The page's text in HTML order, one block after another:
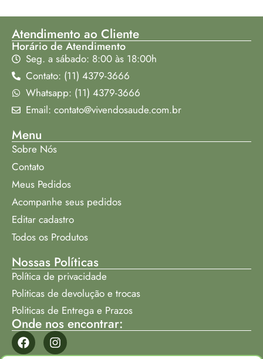
Atendimento ao Cliente
Horário de Atendimento
Seg. a sábado: 8:00 às 18:00h
Contato: (11) 4379-3666
Whatsapp: (11) 4379-3666
Email: contato@vivendosaude.com.br
Menu
Sobre Nós
Contato
Meus Pedidos
Acompanhe seus pedidos
Editar cadastro
Todos os Produtos
Nossas Políticas
Política de privacidade
Politicas de devolução e trocas
Politicas de Entrega e Prazos
Onde nos encontrar: